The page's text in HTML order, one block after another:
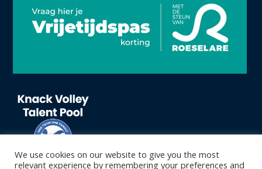
We use cookies on our website to give you the most
relevant experience by remembering your preferences and